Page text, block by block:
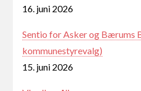
16. juni 2026
Sentio for Asker og Bærums
kommunestyrevalg)
15. juni 2026